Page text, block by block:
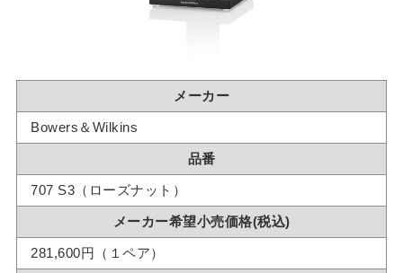
メーカー
Bowers＆Wilkins
品番
707 S3（ローズナット）
メーカー希望小売価格(税込)
281,600円（１ペア）